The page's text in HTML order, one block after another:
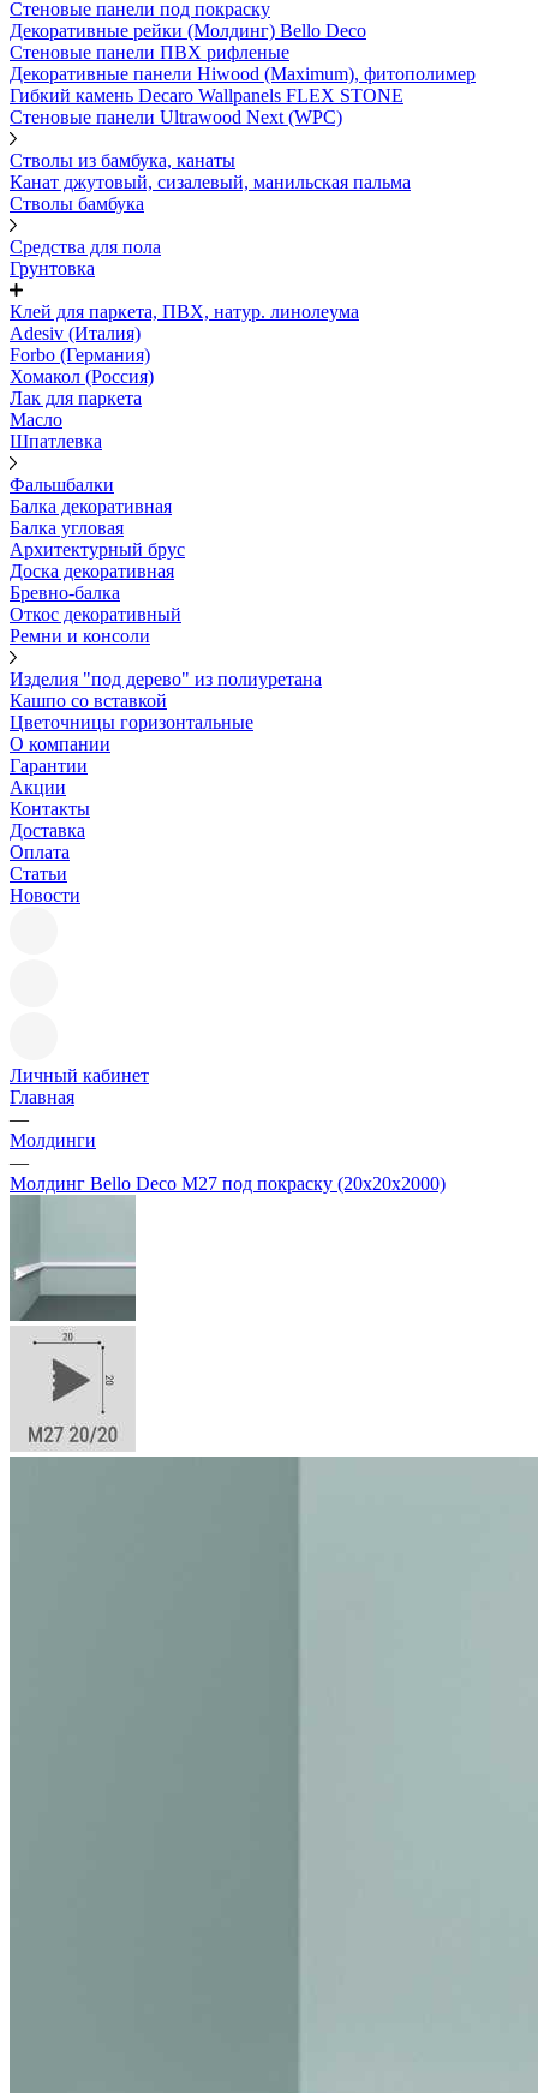
Стеновые панели под покраску
Декоративные рейки (Молдинг) Bello Deco
Стеновые панели ПВХ рифленыe
Декоративные панели Hiwood (Maximum), фитополимер
Гибкий камень Decaro Wallpanels FLEX STONE
Стеновые панели Ultrawood Next (WPC)
Стволы из бамбука, канаты
Канат джутовый, сизалевый, манильская пальма
Стволы бамбука
Средства для пола
Грунтовка
Клей для паркета, ПВХ, натур. линолеума
Adesiv (Италия)
Forbo (Германия)
Хомакол (Россия)
Лак для паркета
Масло
Шпатлевка
Фальшбалки
Балка декоративная
Балка угловая
Архитектурный брус
Доска декоративная
Бревно-балка
Откос декоративный
Ремни и консоли
Изделия "под дерево" из полиуретана
Кашпо со вставкой
Цветочницы горизонтальные
О компании
Гарантии
Акции
Контакты
Доставка
Оплата
Статьи
Новости
Личный кабинет
Главная
—
Молдинги
—
Молдинг Bello Deco M27 под покраску (20х20х2000)